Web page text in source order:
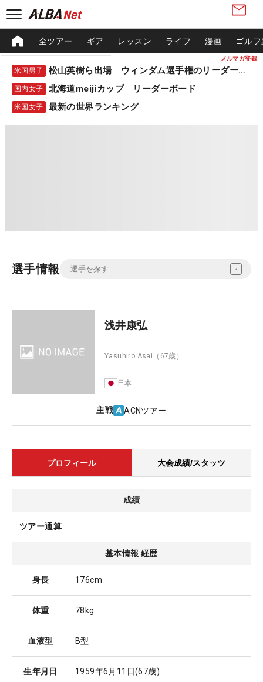
メルマガ登録
全ツアー ギア レッスン ライフ 漫画 ゴル
米国男子 松山英樹ら出場 ウィンダム選手権のリーダーボード
国内女子 北海道meijiカップ リーダーボード
米国女子 最新の世界ランキング
選手情報
浅井康弘
Yasuhiro Asai （67歳）
日本
主戦 ACNツアー
プロフィール 大会成績/スタッツ
成績
ツアー通算
基本情報 経歴
身長 176cm
体重 78kg
血液型 B型
生年月日 1959年6月11日(67歳)